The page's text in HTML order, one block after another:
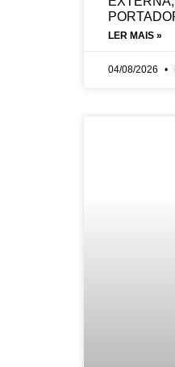
LER MAIS »
04/08/2026